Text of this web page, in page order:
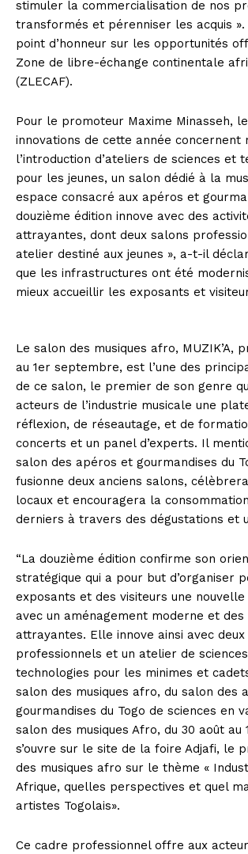
stimuler la commercialisation de nos
transformés et pérenniser les acquis
point d’honneur sur les opportunités
Zone de libre-échange continentale
(ZLECAF).
Pour le promoteur Maxime Minasseh,
innovations de cette année concernent
l’introduction d’ateliers de sciences et
pour les jeunes, un salon dédié à la
espace consacré aux apéros et
douzième édition innove avec des
attrayantes, dont deux salons
atelier destiné aux jeunes », a-t-il
que les infrastructures ont été
mieux accueillir les exposants et
Le salon des musiques afro, MUZIK’A,
au 1er septembre, est l’une des
de ce salon, le premier de son genre
acteurs de l’industrie musicale une
réflexion, de réseautage, et de
concerts et un panel d’experts. Il
salon des apéros et gourmandises du
fusionne deux anciens salons,
locaux et encouragera la
derniers à travers des dégustations et
“La douzième édition confirme son
stratégique qui a pour but d’organiser
exposants et des visiteurs une nouvelle
avec un aménagement moderne et
attrayantes. Elle innove ainsi avec deux
professionnels et un atelier de
technologies pour les minimes et
salon des musiques afro, du salon des
gourmandises du Togo de sciences en
salon des musiques Afro, du 30 août
s’ouvre sur le site de la foire Adjafi, le
des musiques afro sur le thème «
Afrique, quelles perspectives et quel
artistes Togolais».
Ce cadre professionnel offre aux